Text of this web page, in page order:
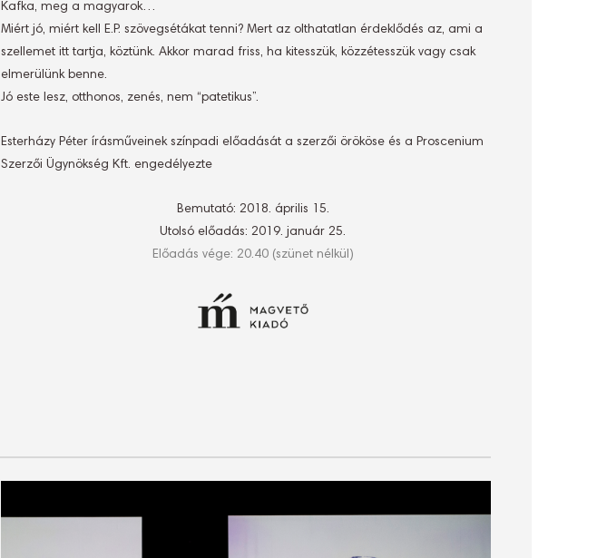
Kafka, meg a magyarok…
Miért jó, miért kell E.P. szövegsétákat tenni? Mert az olthatatlan érdeklődés az, ami a
szellemet itt tartja, köztünk. Akkor marad friss, ha kitesszük, közzétesszük vagy csak
elmerülünk benne.
Jó este lesz, otthonos, zenés, nem “patetikus”.
Esterházy Péter írásműveinek színpadi előadását a szerzői örököse és a Proscenium
Szerzői Ügynökség Kft. engedélyezte
Bemutató: 2018. április 15.
Utolsó előadás: 2019. január 25.
Előadás vége: 20.40 (szünet nélkül)